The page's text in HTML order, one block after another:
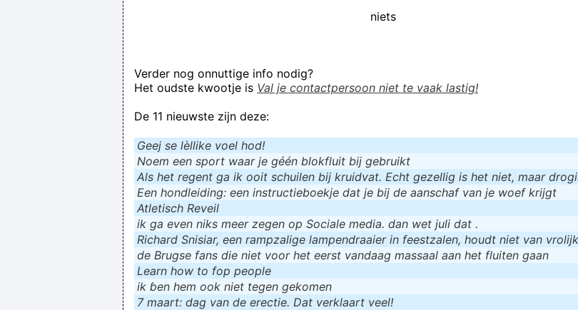
niets
Verder nog onnuttige info nodig?
Het oudste kwootje is Val je contactpersoon niet te vaak lastig!
De 11 nieuwste zijn deze:
Geej se lèllike voel hod!
Noem een sport waar je géén blokfluit bij gebruikt
Als het regent ga ik ooit schuilen bij kruidvat. Echt gezellig is het niet, maar
Een hondleiding: een instructieboekje dat je bij de aanschaf van je woef krijgt
Atletisch Reveil
ik ga even niks meer zegen op Sociale media. dan wet juli dat .
Richard Snisiar, een rampzalige lampendraaier in feestzalen, houdt niet van
de Brugse fans die niet voor het eerst vandaag massaal aan het fluiten gaan
Learn how to fop people
ik ɓen hem ook niet tegen gekomen
7 maart: dag van de erectie. Dat verklaart veel!